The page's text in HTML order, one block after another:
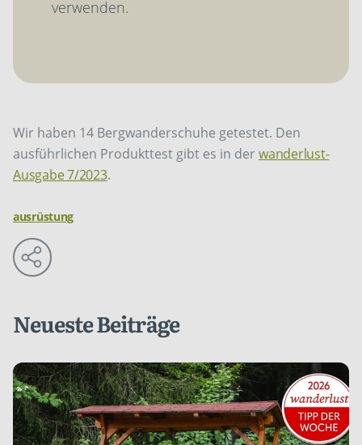
verwenden.
Wir haben 14 Bergwanderschuhe getestet. Den
ausführlichen Produkttest gibt es in derwanderlust-
Ausgabe 7/2023.
ausrüstung
Neueste Beiträge